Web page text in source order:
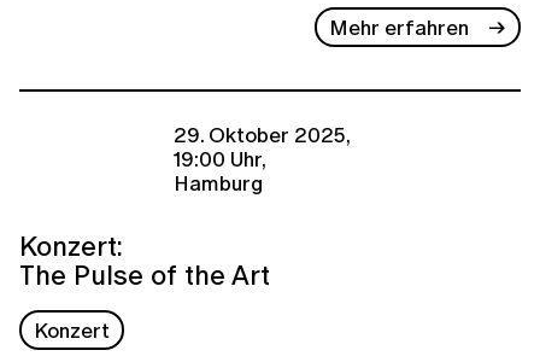
Mehr erfahren
29. Oktober 2025,
19:00 Uhr,
Hamburg
Konzert:
The Pulse of the Art
Konzert